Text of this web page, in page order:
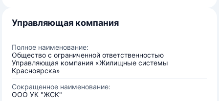
Управляющая компания
Полное наименование:
Общество с ограниченной ответственностью
Управляющая компания «Жилищные системы
Красноярска»
Сокращенное наименование:
ООО УК "ЖСК"